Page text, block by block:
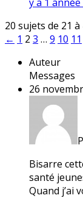
20 sujets de 21
← 1 2 3 … 9 10 11
Auteur
Messages
26
Bisarre
santé
Quand j’ai